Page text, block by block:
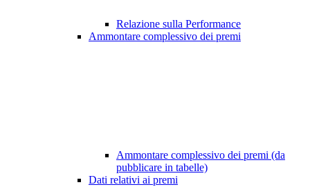
Relazione sulla Performance
Ammontare complessivo dei premi
Ammontare complessivo dei premi (da
pubblicare in tabelle)
Dati relativi ai premi